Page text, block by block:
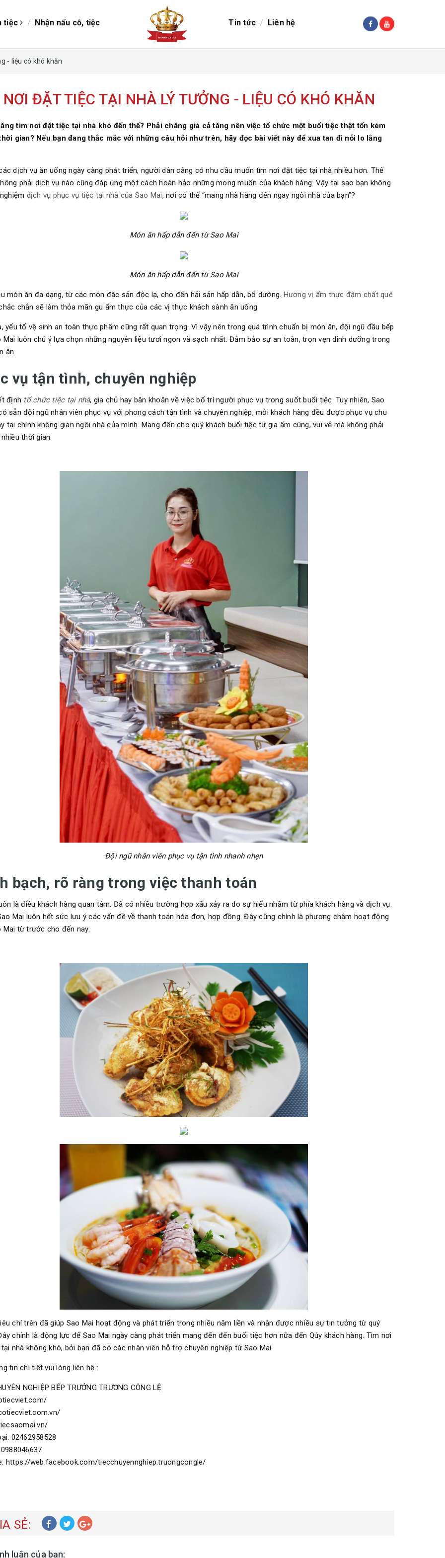
tiệc / Nhận nấu cỗ, tiệc Tin tức / Liên hệ
- liệu có khó khăn
ĐẶT TIỆC TẠI NHÀ LÝ TƯỞNG - LIỆU CÓ KHÓ KHĂN
tìm nơi đặt tiệc tại nhà khó đến thế? Phải chăng giá cả tăng nên việc tổ chức một buổi tiệc thật tốn kém
gian? Nếu bạn đang thắc mắc với những câu hỏi như trên, hãy đọc bài viết này để xua tan đi nỗi lo lắng
dịch vụ ăn uống ngày càng phát triển, người dân càng có nhu cầu muốn tìm nơi đặt tiệc tại nhà nhiều hơn. Thế
phải dịch vụ nào cũng đáp ứng một cách hoàn hảo những mong muốn của khách hàng. Vậy tại sao bạn không
dịch vụ phục vụ tiệc tại nhà của Sao Mai, nơi có thể “mang nhà hàng đến ngay ngôi nhà của bạn”?
Món ăn hấp dẫn đến từ Sao Mai
Món ăn hấp dẫn đến từ Sao Mai
món ăn đa dạng, từ các món đặc sản độc lạ, cho đến hải sản hấp dẫn, bổ dưỡng. Hương vị ẩm thực đậm chất quê
chắn sẽ làm thỏa mãn gu ẩm thực của các vị thực khách sành ăn uống.
yếu tố vệ sinh an toàn thực phẩm cũng rất quan trọng. Vì vậy nên trong quá trình chuẩn bị món ăn, đội ngũ đầu bếp
Mai luôn chú ý lựa chọn những nguyên liệu tươi ngon và sạch nhất. Đảm bảo sự an toàn, trọn vẹn dinh dưỡng trong
ăn.
vụ tận tình, chuyên nghiệp
định tổ chức tiệc tại nhà, gia chủ hay băn khoăn về việc bố trí người phục vụ trong suốt buổi tiệc. Tuy nhiên, Sao
sẵn đội ngũ nhân viên phục vụ với phong cách tận tình và chuyên nghiệp, mỗi khách hàng đều được phục vụ chu
tại chính không gian ngôi nhà của mình. Mang đến cho quý khách buổi tiệc tư gia ấm cúng, vui vẻ mà không phải
thời gian.
Đội ngũ nhân viên phục vụ tận tình nhanh nhẹn
bạch, rõ ràng trong việc thanh toán
là điều khách hàng quan tâm. Đã có nhiều trường hợp xấu xảy ra do sự hiểu nhầm từ phía khách hàng và dịch vụ.
Mai luôn hết sức lưu ý các vấn đề về thanh toán hóa đơn, hợp đồng. Đây cũng chính là phương châm hoạt động
Mai từ trước cho đến nay.
chí trên đã giúp Sao Mai hoạt động và phát triển trong nhiều năm liền và nhận được nhiều sự tin tưởng từ quý
chính là động lực để Sao Mai ngày càng phát triển mang đến đến buổi tiệc hơn nữa đến Qúy khách hàng. Tìm nơi
nhà không khó, bởi bạn đã có các nhân viên hỗ trợ chuyên nghiệp từ Sao Mai.
tin chi tiết vui lòng liên hệ :
NGHIỆP BẾP TRƯỞNG TRƯƠNG CÔNG LỆ
02462958528
https://web.facebook.com/tiecchuyennghiep.truongcongle/
SẺ:
luận của bạn: